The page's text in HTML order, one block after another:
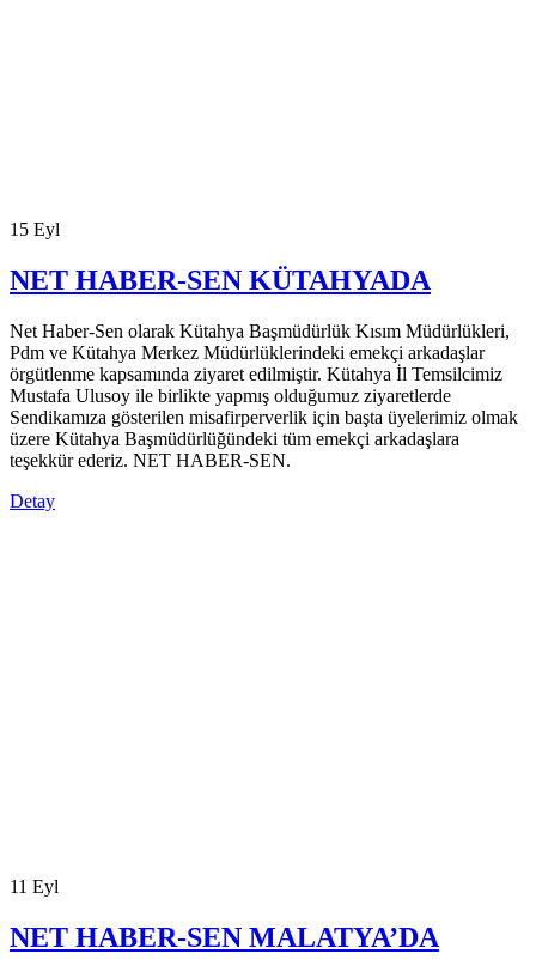
15 Eyl
NET HABER-SEN KÜTAHYADA
Net Haber-Sen olarak Kütahya Başmüdürlük Kısım Müdürlükleri,
Pdm ve Kütahya Merkez Müdürlüklerindeki emekçi arkadaşlar
örgütlenme kapsamında ziyaret edilmiştir. Kütahya İl Temsilcimiz
Mustafa Ulusoy ile birlikte yapmış olduğumuz ziyaretlerde
Sendikamıza gösterilen misafirperverlik için başta üyelerimiz olmak
üzere Kütahya Başmüdürlüğündeki tüm emekçi arkadaşlara
teşekkür ederiz. NET HABER-SEN.
Detay
11 Eyl
NET HABER-SEN MALATYA’DA